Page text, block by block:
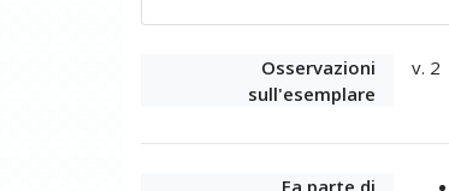
Osservazioni
sull'esemplare
v. 2
Fa parte di